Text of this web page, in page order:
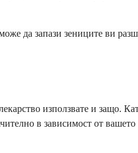
да запази зениците ви
използвате и защо.
в зависимост от вашето